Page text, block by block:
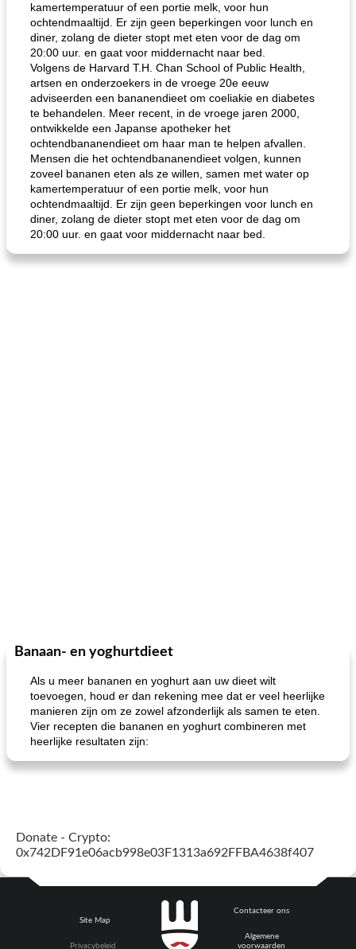
de jamcake van Georgië tennessee blauwe kaasperen kip
kamertemperatuur of een portie melk, voor hun
ochtendmaaltijd. Er zijn geen beperkingen voor lunch en
diner, zolang de dieter stopt met eten voor de dag om
20:00 uur. en gaat voor middernacht naar bed.
Volgens de Harvard T.H. Chan School of Public Health,
artsen en onderzoekers in de vroege 20e eeuw
adviseerden een bananendieet om coeliakie en diabetes
te behandelen. Meer recent, in de vroege jaren 2000,
ontwikkelde een Japanse apotheker het
ochtendbananendieet om haar man te helpen afvallen.
Mensen die het ochtendbananendieet volgen, kunnen
zoveel bananen eten als ze willen, samen met water op
kamertemperatuur of een portie melk, voor hun
ochtendmaaltijd. Er zijn geen beperkingen voor lunch en
diner, zolang de dieter stopt met eten voor de dag om
20:00 uur. en gaat voor middernacht naar bed.
Banaan- en yoghurtdieet
Als u meer bananen en yoghurt aan uw dieet wilt
toevoegen, houd er dan rekening mee dat er veel heerlijke
manieren zijn om ze zowel afzonderlijk als samen te eten.
Vier recepten die bananen en yoghurt combineren met
heerlijke resultaten zijn:
Donate - Crypto:
0x742DF91e06acb998e03F1313a692FFBA4638f407
Site Map
Privacybeleid
Contacteer ons
Algemene
voorwaarden